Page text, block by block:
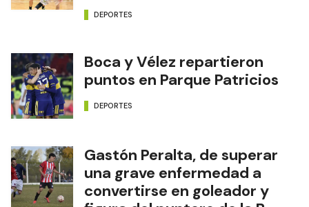
DEPORTES
Boca y Vélez repartieron
puntos en Parque Patricios
DEPORTES
Gastón Peralta, de superar
una grave enfermedad a
convertirse en goleador y